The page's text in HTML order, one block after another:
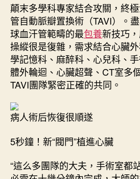
顛末多學科專家結合攻關，終
管自動脈瓣置換術（TAVI）。
球血汗管範疇的最包養新技巧
操縱很是復雜，需求結合心臟
學記憶科、麻醉科、心兒科、
體外輪迴、心臟超聲、CT室多
TAVI團隊緊密正確的共同。
病人術后恢復很順遂
5秒鐘！新“閥門”植進心臟
“這么多團隊的大夫，手術室都